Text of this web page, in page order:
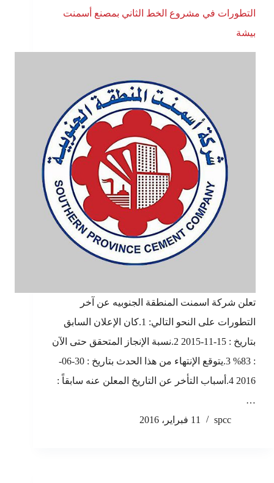
التطورات في مشروع الخط الثاني بمصنع أسمنت
بيشة
تعلن شركة اسمنت المنطقة الجنوبيه عن آخر
التطورات على النحو التالي: 1.كان الإعلان السابق
بتاريخ : 15-11-2015 2.نسبة الإنجاز المتحقق حتى الآن
: 83% 3.يتوقع الإنتهاء من هذا الحدث بتاريخ : 30-06-
2016 4.أسباب التأخر عن التاريخ المعلن عنه سابقاً :
…
spcc
11 فبراير، 2016